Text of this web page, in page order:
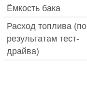
Ёмкость бака
Расход топлива (по
результатам тест-
драйва)